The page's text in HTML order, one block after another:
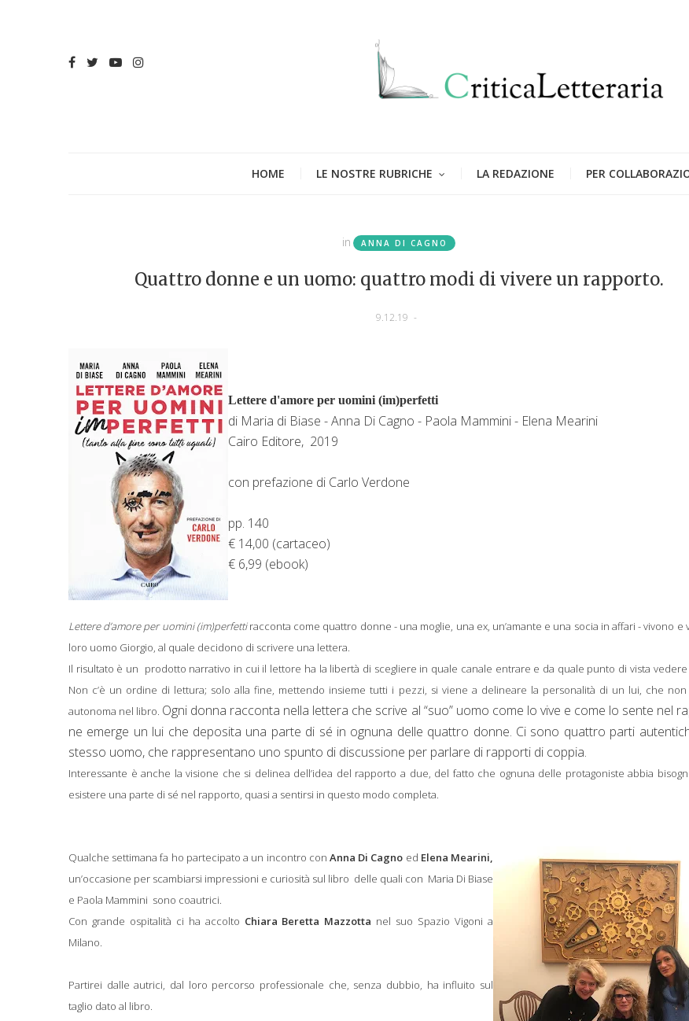
HOME LE NOSTRE RUBRICHE LA REDAZIONE PER
in ANNA DI CAGNO
Quattro donne e un uomo: quattro modi di vivere un rapporto.
9.12.19 -
Lettere d'amore per uomini (im)perfetti
di Maria di Biase - Anna Di Cagno - Paola Mammini - Elena Mearini
Cairo Editore, 2019
con prefazione di Carlo Verdone
pp. 140
€ 14,00 (cartaceo)
€ 6,99 (ebook)
Lettere d’amore per uomini (im)perfettiracconta come quattro donne - una moglie, una ex, un’amante e una socia in affari - vivono e
loro uomo Giorgio, al quale decidono di scrivere una lettera.
Il risultato è un prodotto narrativo in cui il lettore ha la libertà di scegliere in quale canale entrare e da quale punto di vista vedere
Non c’è un ordine di lettura; solo alla fine, mettendo insieme tutti i pezzi, si viene a delineare la personalità di un lui, che
autonoma nel libro. Ogni donna racconta nella lettera che scrive al “suo” uomo come lo vive e come lo sente nel
ne emerge un lui che deposita una parte di sé in ognuna delle quattro donne. Ci sono quattro parti
stesso uomo, che rappresentano uno spunto di discussione per parlare di rapporti di coppia.
Interessante è anche la visione che si delinea dell’idea del rapporto a due, del fatto che ognuna delle protagoniste abbia
esistere una parte di sé nel rapporto, quasi a sentirsi in questo modo completa.
Qualche settimana fa ho partecipato a un incontro con Anna Di Cagno ed Elena Mearini,
un’occasione per scambiarsi impressioni e curiosità sul libro delle quali con Maria Di Biase
e Paola Mammini sono coautrici.
Con grande ospitalità ci ha accolto Chiara Beretta Mazzotta nel suo Spazio Vigoni a
Milano.
Partirei dalle autrici, dal loro percorso professionale che, senza dubbio, ha influito sul
taglio dato al libro.